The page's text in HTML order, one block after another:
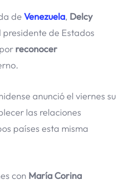
de Venezuela, Delcy
de Estados
reconocer
anunció el viernes su
las relaciones
países esta misma
con María Corina